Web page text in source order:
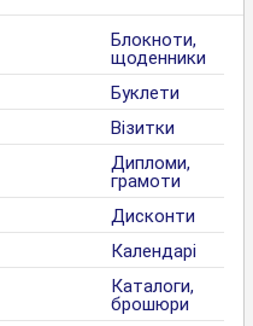
Блокноти,
щоденники
Буклети
Візитки
Дипломи,
грамоти
Дисконти
Календарі
Каталоги,
брошюри